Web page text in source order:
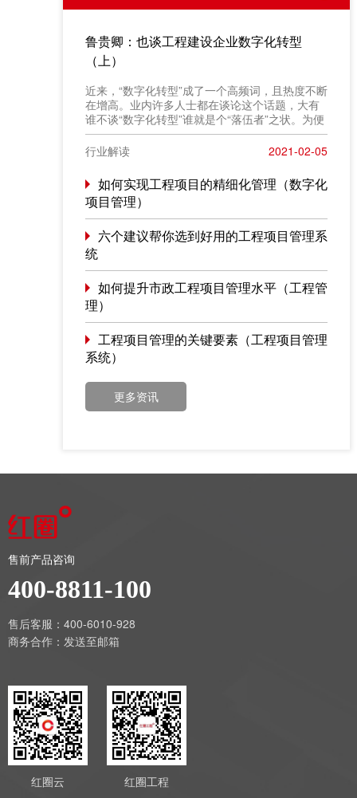
鲁贵卿：也谈工程建设企业数字化转型
（上）
近来，“数字化转型”成了一个高频词，且热度不断
在增高。业内许多人士都在谈论这个话题，大有
谁不谈“数字化转型”谁就是个“落伍者”之状。为便
于在相同语境下讨论问题，今天我也凑个热闹，
以“数字化转型”为题，谈一点粗浅认识，就教于同
行。
行业解读 2021-02-05
如何实现工程项目的精细化管理（数字化
项目管理）
六个建议帮你选到好用的工程项目管理系
统
如何提升市政工程项目管理水平（工程管
理）
工程项目管理的关键要素（工程项目管理
系统）
更多资讯
售前产品咨询
400-8811-100
售后客服：400-6010-928
商务合作： 发送至邮箱
红圈云 红圈工程